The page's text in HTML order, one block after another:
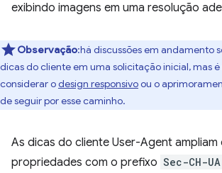
exibindo imagens em uma resolução
Observação:há discussões em andamento
dicas do cliente em uma solicitação inicial, mas
considerar odesign responsivoou o
de seguir por esse caminho.
As dicas do cliente User-Agent
propriedades com o prefixo Sec-CH-UA